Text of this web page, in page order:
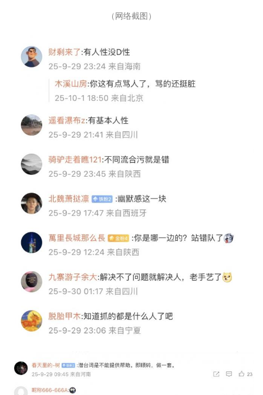
（网络截图）